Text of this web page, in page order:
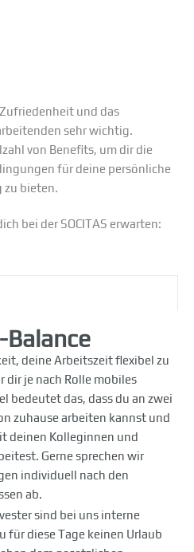
Zufriedenheit und das
sehr wichtig.
von Benefits, um dir die
für deine persönliche
zu bieten.
bei der SOCITAS erwarten:
deine Arbeitszeit flexibel zu
dir je nach Rolle mobiles
bedeutet das, dass du an zwei
zuhause arbeiten kannst und
deinen Kolleginnen und
Gerne sprechen wir
individuell nach den
ab.
sind bei uns interne
für diese Tage keinen Urlaub